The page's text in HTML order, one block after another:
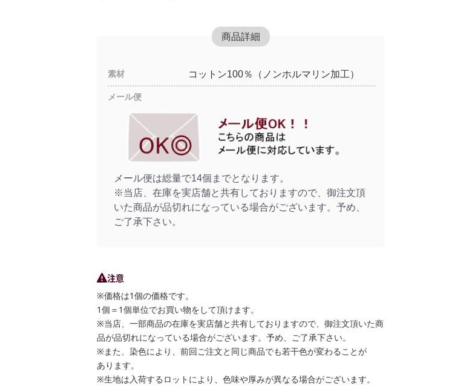
商品詳細
素材 コットン100％（ノンホルマリン加工）
メール便
メール便は総量で14個までとなります。
※当店、在庫を実店舗と共有しておりますので、御注文頂
いた商品が品切れになっている場合がございます。予め、
ご了承下さい。
注意
※価格は1個の価格です。
1個＝1個単位でお買い物をして頂けます。
※当店、一部商品の在庫を実店舗と共有しておりますので、御注文頂いた商
品が品切れになっている場合がございます。予め、ご了承下さい。
※また、染色により、前回ご注文と同じ商品でも若干色が変わることが
あります。
※生地は入荷するロットにより、色味や厚みが異なる場合がございます。